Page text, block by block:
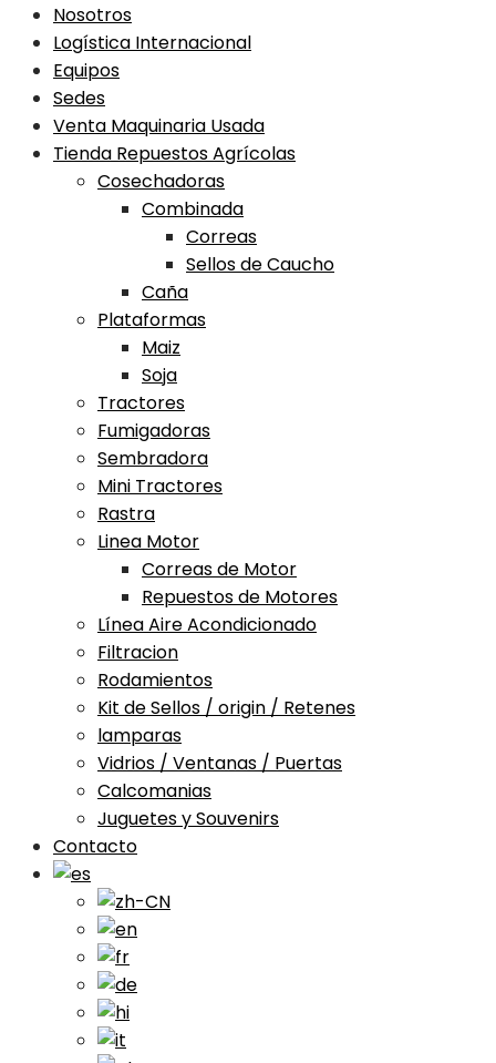
Nosotros
Logística Internacional
Equipos
Sedes
Venta Maquinaria Usada
Tienda Repuestos Agrícolas
Cosechadoras
Combinada
Correas
Sellos de Caucho
Caña
Plataformas
Maiz
Soja
Tractores
Fumigadoras
Sembradora
Mini Tractores
Rastra
Linea Motor
Correas de Motor
Repuestos de Motores
Línea Aire Acondicionado
Filtracion
Rodamientos
Kit de Sellos / origin / Retenes
lamparas
Vidrios / Ventanas / Puertas
Calcomanias
Juguetes y Souvenirs
Contacto